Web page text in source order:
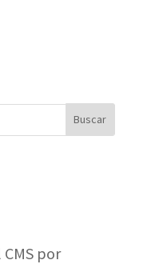
por